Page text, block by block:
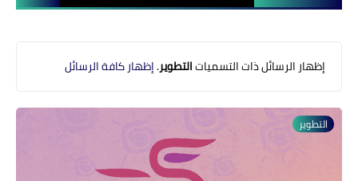
قضايا تربوية
منوعات إخبارية
‏إظهار الرسائل ذات التسمياتالتطوير.إظهار كافة الرسائل
التطوير